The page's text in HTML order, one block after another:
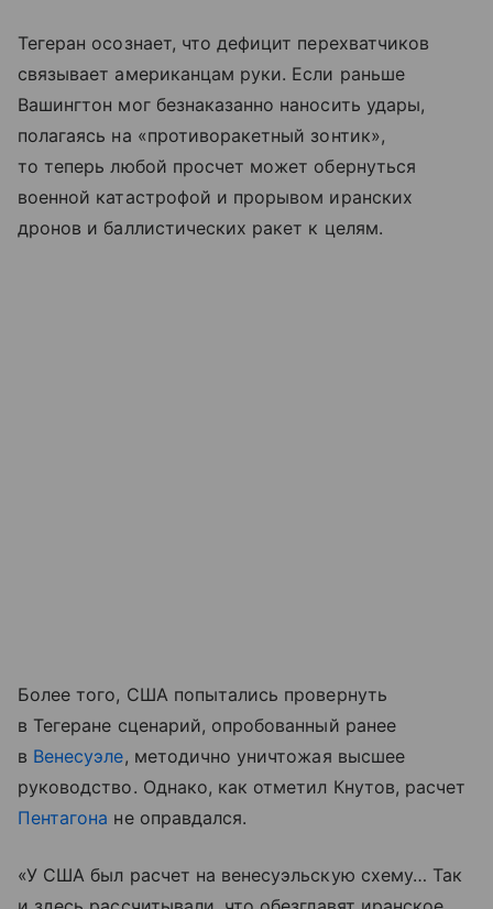
Тегеран осознает, что дефицит перехватчиков
связывает американцам руки. Если раньше
Вашингтон мог безнаказанно наносить удары,
полагаясь на «противоракетный зонтик»,
то теперь любой просчет может обернуться
военной катастрофой и прорывом иранских
дронов и баллистических ракет к целям.
Более того, США попытались провернуть
в Тегеране сценарий, опробованный ранее
в Венесуэле, методично уничтожая высшее
руководство. Однако, как отметил Кнутов, расчет
Пентагона не оправдался.
«У США был расчет на венесуэльскую схему… Так